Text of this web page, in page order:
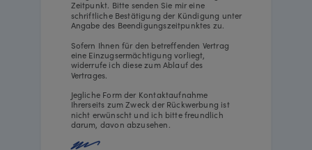
Zeitpunkt. Bitte senden Sie mir eine
schriftliche Bestätigung der Kündigung unter
Angabe des Beendigungszeitpunktes zu.
Sofern Ihnen für den betreffenden Vertrag
eine Einzugsermächtigung vorliegt,
widerrufe ich diese zum Ablauf des
Vertrages.
Jegliche Form der Kontaktaufnahme
Ihrerseits zum Zweck der Rückwerbung ist
nicht erwünscht und ich bitte freundlich
darum, davon abzusehen.